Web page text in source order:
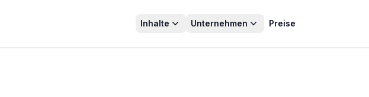
Inhalte Unternehmen Preise